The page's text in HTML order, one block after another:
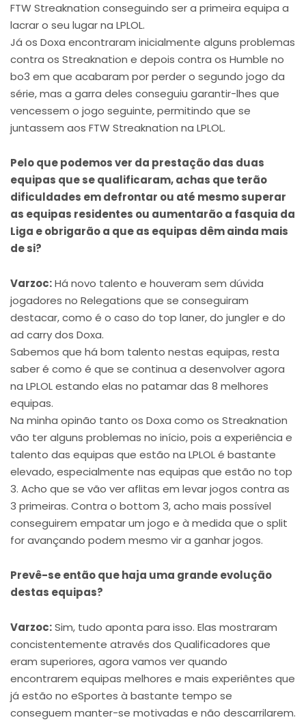
FTW Streaknation conseguindo ser a primeira equipa a
lacrar o seu lugar na LPLOL.
Já os Doxa encontraram inicialmente alguns problemas
contra os Streaknation e depois contra os Humble no
bo3 em que acabaram por perder o segundo jogo da
série, mas a garra deles conseguiu garantir-lhes que
vencessem o jogo seguinte, permitindo que se
juntassem aos FTW Streaknation na LPLOL.
Pelo que podemos ver da prestação das duas
equipas que se qualificaram, achas que terão
dificuldades em defrontar ou até mesmo superar
as equipas residentes ou aumentarão a fasquia da
Liga e obrigarão a que as equipas dêm ainda mais
de si?
Varzoc:Há novo talento e houveram sem dúvida
jogadores no Relegations que se conseguiram
destacar, como é o caso do top laner, do jungler e do
ad carry dos Doxa.
Sabemos que há bom talento nestas equipas, resta
saber é como é que se continua a desenvolver agora
na LPLOL estando elas no patamar das 8 melhores
equipas.
Na minha opinão tanto os Doxa como os Streaknation
vão ter alguns problemas no início, pois a experiência e
talento das equipas que estão na LPLOL é bastante
elevado, especialmente nas equipas que estão no top
3. Acho que se vão ver aflitas em levar jogos contra as
3 primeiras. Contra o bottom 3, acho mais possível
conseguirem empatar um jogo e à medida que o split
for avançando podem mesmo vir a ganhar jogos.
Prevê-se então que haja uma grande evolução
destas equipas?
Varzoc:Sim, tudo aponta para isso. Elas mostraram
concistentemente através dos Qualificadores que
eram superiores, agora vamos ver quando
encontrarem equipas melhores e mais experiêntes que
já estão no eSportes à bastante tempo se
conseguem manter-se motivadas e não descarrilarem.